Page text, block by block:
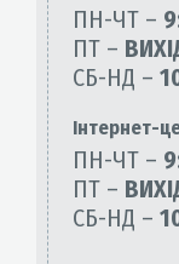
ПН-ЧТ –
ПТ –
СБ-НД –
Інтернет-
ПН-ЧТ –
ПТ –
СБ-НД –